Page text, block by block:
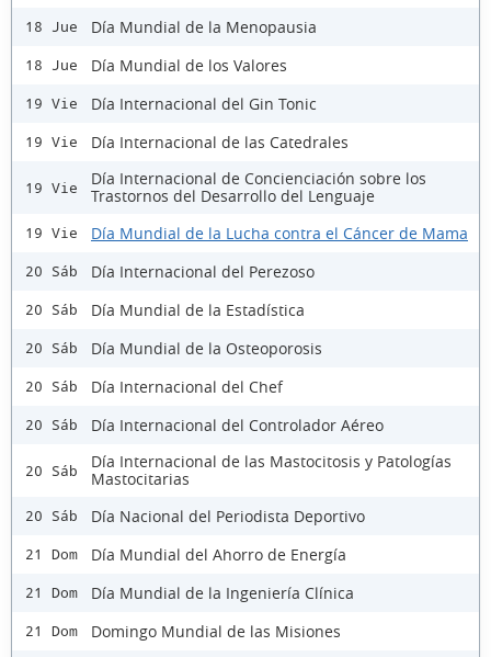
18 Jue Día Mundial de la Menopausia
18 Jue Día Mundial de los Valores
19 Vie Día Internacional del Gin Tonic
19 Vie Día Internacional de las Catedrales
19 Vie
Día Internacional de Concienciación sobre los
Trastornos del Desarrollo del Lenguaje
19 Vie Día Mundial de la Lucha contra el Cáncer de Mama
20 Sáb Día Internacional del Perezoso
20 Sáb Día Mundial de la Estadística
20 Sáb Día Mundial de la Osteoporosis
20 Sáb Día Internacional del Chef
20 Sáb Día Internacional del Controlador Aéreo
20 Sáb
Día Internacional de las Mastocitosis y Patologías
Mastocitarias
20 Sáb Día Nacional del Periodista Deportivo
21 Dom Día Mundial del Ahorro de Energía
21 Dom Día Mundial de la Ingeniería Clínica
21 Dom Domingo Mundial de las Misiones